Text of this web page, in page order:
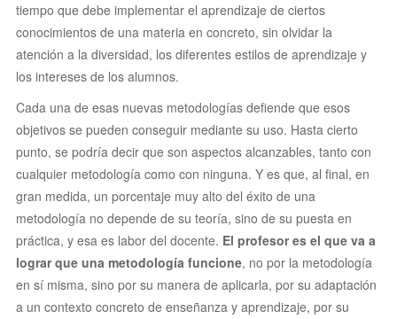
tiempo que debe implementar el aprendizaje de ciertos
conocimientos de una materia en concreto, sin olvidar la
atención a la diversidad, los diferentes estilos de aprendizaje y
los intereses de los alumnos.
Cada una de esas nuevas metodologías defiende que esos
objetivos se pueden conseguir mediante su uso. Hasta cierto
punto, se podría decir que son aspectos alcanzables, tanto con
cualquier metodología como con ninguna. Y es que, al final, en
gran medida, un porcentaje muy alto del éxito de una
metodología no depende de su teoría, sino de su puesta en
práctica, y esa es labor del docente. El profesor es el que va a
lograr que una metodología funcione, no por la metodología
en sí misma, sino por su manera de aplicarla, por su adaptación
a un contexto concreto de enseñanza y aprendizaje, por su